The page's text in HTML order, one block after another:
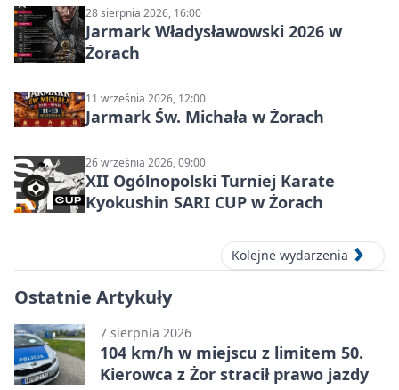
28 sierpnia 2026, 16:00
Jarmark Władysławowski 2026 w
Żorach
11 września 2026, 12:00
Jarmark Św. Michała w Żorach
26 września 2026, 09:00
XII Ogólnopolski Turniej Karate
Kyokushin SARI CUP w Żorach
Kolejne wydarzenia
Ostatnie Artykuły
7 sierpnia 2026
104 km/h w miejscu z limitem 50.
Kierowca z Żor stracił prawo jazdy